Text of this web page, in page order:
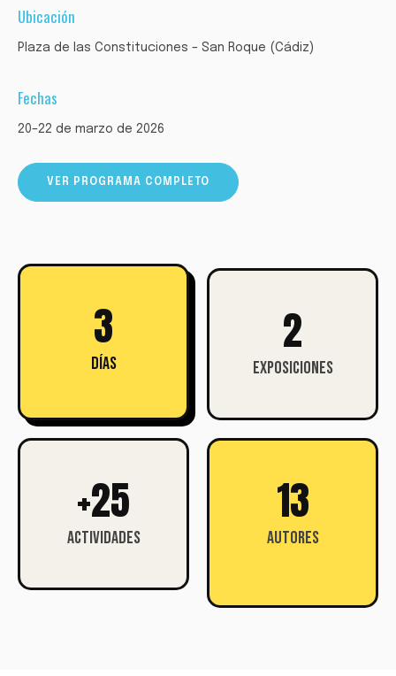
DÍAS
3
Exposiciones
2
ACTIVIDADES
+25
AUTORES
13
Ubicación
Plaza de las Constituciones – San Roque (Cádiz)
Fechas
20–22 de marzo de 2026
VER PROGRAMA COMPLETO